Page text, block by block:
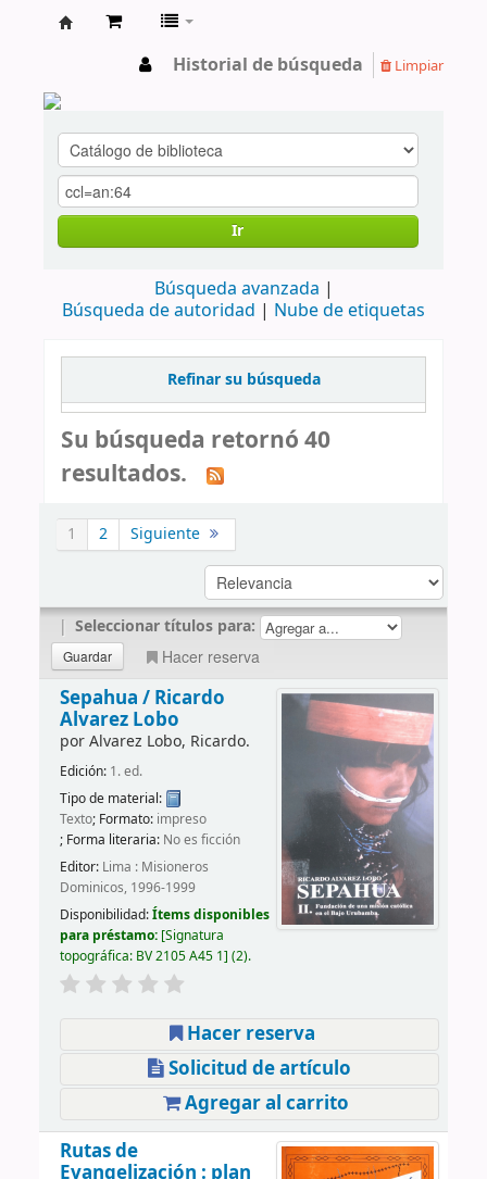
Historial de búsqueda Limpiar
Ir
Búsqueda avanzada
Búsqueda de autoridad
Nube de etiquetas
Refinar su búsqueda
Su búsqueda retornó 40
resultados.
1 2 Siguiente
| Seleccionar títulos para:
Hacer reserva
Sepahua / Ricardo
Alvarez Lobo
porAlvarez Lobo, Ricardo.
Edición: 1. ed.
Tipo de material:
Texto; Formato: impreso
; Forma literaria: No es ficción
Editor: Lima : Misioneros
Dominicos, 1996-1999
Disponibilidad:Ítems disponibles
para préstamo: Signatura
topográfica: BV 2105 A45 1 (2).
Hacer reserva
Solicitud de artículo
Agregar al carrito
Rutas de
Evangelización : plan